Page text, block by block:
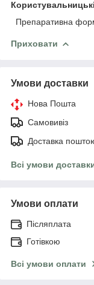
Препаративна
Приховати
Умови доставки
Нова Пошта
Самовивіз
Доставка
Всі умови
Умови оплати
Післяплата
Готівкою
Всі умови оплати